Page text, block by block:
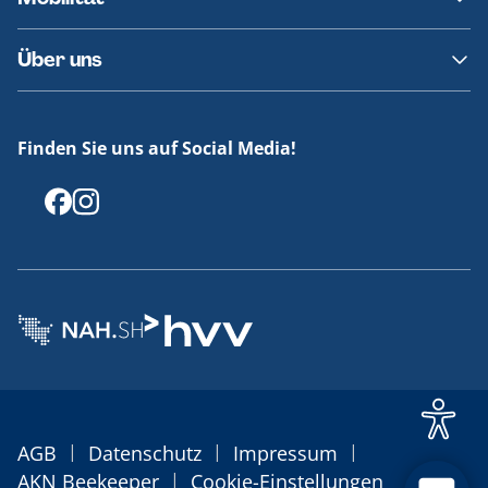
Fundsachen
Häufige Fragen
Barrierefreies Reisen
Erklärung Barrierefreiheit
Über uns
Offenlegungen
Finden Sie uns auf Social Media!
AGB | Datenschutz | Impressum |
AKN Beekeeper | Cookie-Einstellungen